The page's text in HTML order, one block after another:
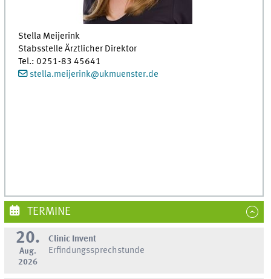
Stella Meijerink
Stabsstelle Ärztlicher Direktor
Tel.: 0251-83 45641
stella.meijerink@ukmuenster.de
TERMINE
20.
Aug.
2026
Clinic Invent
Erfindungssprechstunde